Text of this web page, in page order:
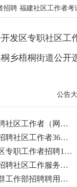
招聘 福建社区工作者考
发区专职社区工
乡梧桐街道公开
公告
2022福建厦门集美区招聘社区工作者（网格员）440人公告
2022福建厦门市思明区招聘社区工作者36人公告
2021福建厦门翔安区社区专职工作者招聘179名公告
2021年福建福州台江区招聘社区工作服务站人员66人公告
2021福建福州高新区党群工作部招聘聘用制人员96人公告